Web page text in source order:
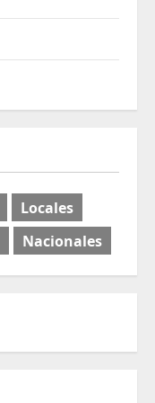
Locales
Nacionales